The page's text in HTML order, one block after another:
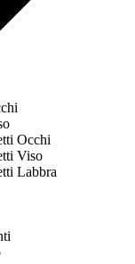
Occhi
Viso
Labbra